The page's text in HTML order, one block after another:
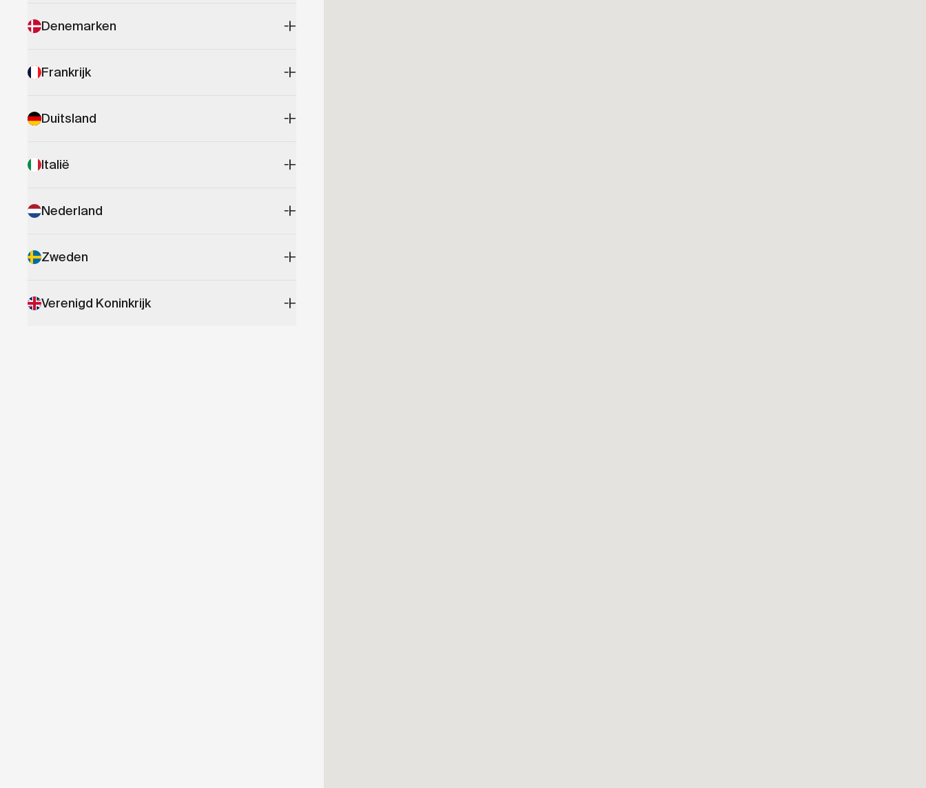
Denemarken
Frankrijk
Duitsland
Italië
Nederland
Zweden
Verenigd Koninkrijk